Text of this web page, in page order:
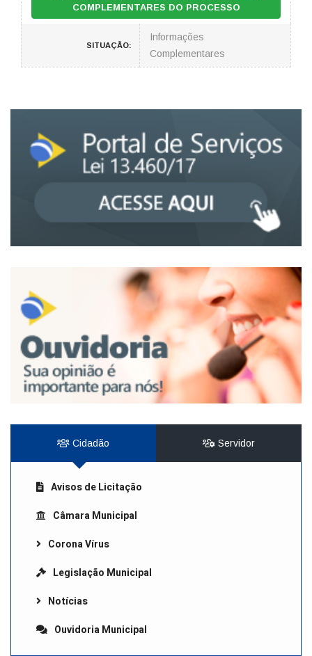
COMPLEMENTARES DO PROCESSO
SITUAÇÃO:
Informações
Complementares
Cidadão Servidor
Avisos de Licitação
Câmara Municipal
Corona Vírus
Legislação Municipal
Notícias
Ouvidoria Municipal